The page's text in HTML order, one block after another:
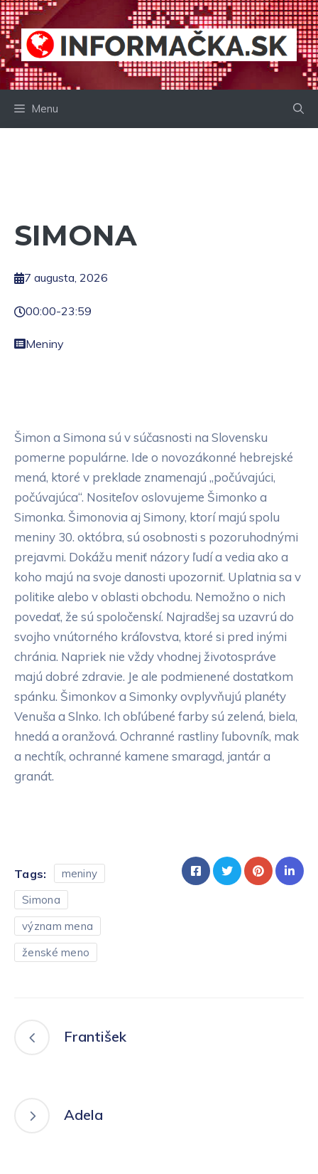
Preskočiť
na
obsah
Menu
SIMONA
7 augusta, 2026
00:00-23:59
Meniny
Šimon a Simona sú v súčasnosti na Slovensku
pomerne populárne. Ide o novozákonné hebrejské
mená, ktoré v preklade znamenajú „počúvajúci,
počúvajúca“. Nositeľov oslovujeme Šimonko a
Simonka. Šimonovia aj Simony, ktorí majú spolu
meniny 30. októbra, sú osobnosti s pozoruhodnými
prejavmi. Dokážu meniť názory ľudí a vedia ako a
koho majú na svoje danosti upozorniť. Uplatnia sa v
politike alebo v oblasti obchodu. Nemožno o nich
povedať, že sú spoločenskí. Najradšej sa uzavrú do
svojho vnútorného kráľovstva, ktoré si pred inými
chránia. Napriek nie vždy vhodnej životospráve
majú dobré zdravie. Je ale podmienené dostatkom
spánku. Šimonkov a Simonky ovplyvňujú planéty
Venuša a Slnko. Ich obľúbené farby sú zelená, biela,
hnedá a oranžová. Ochranné rastliny ľubovník, mak
a nechtík, ochranné kamene smaragd, jantár a
granát.
Tags:
meniny
Simona
význam mena
ženské meno
František
Adela